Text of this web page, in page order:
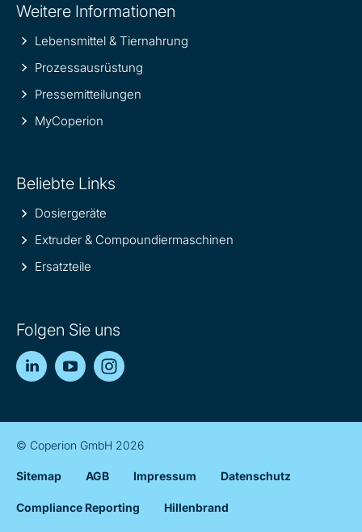
information
Weitere Informationen
Lebensmittel & Tiernahrung
Prozessausrüstung
Pressemitteilungen
MyCoperion
Beliebte Links
Dosiergeräte
Extruder & Compoundiermaschinen
Ersatzteile
Folgen Sie uns
LinkedInYouTube
© Coperion GmbH 2026
Sitemap AGB Impressum Datenschutz
Compliance Reporting Hillenbrand